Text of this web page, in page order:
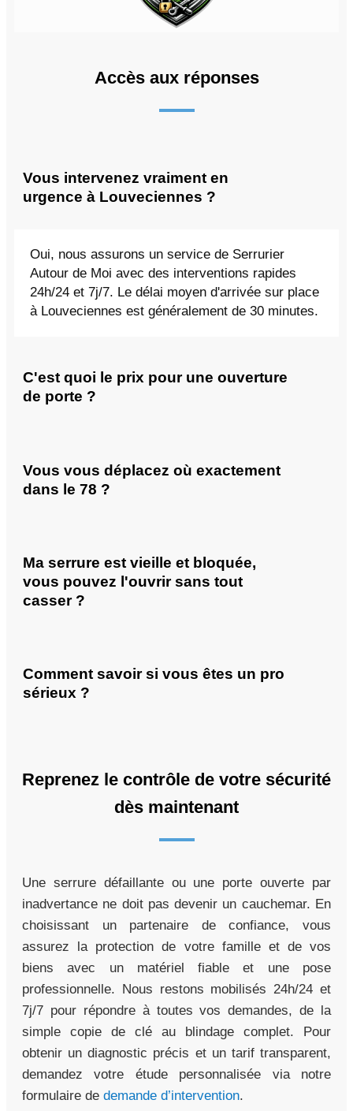
Accès aux réponses
Vous intervenez vraiment en
urgence à Louveciennes ?
Oui, nous assurons un service de Serrurier
Autour de Moi avec des interventions rapides
24h/24 et 7j/7. Le délai moyen d'arrivée sur place
à Louveciennes est généralement de 30 minutes.
C'est quoi le prix pour une ouverture
de porte ?
Vous vous déplacez où exactement
dans le 78 ?
Ma serrure est vieille et bloquée,
vous pouvez l'ouvrir sans tout
casser ?
Comment savoir si vous êtes un pro
sérieux ?
Reprenez le contrôle de votre sécurité
dès maintenant
Une serrure défaillante ou une porte ouverte par
inadvertance ne doit pas devenir un cauchemar. En
choisissant un partenaire de confiance, vous
assurez la protection de votre famille et de vos
biens avec un matériel fiable et une pose
professionnelle. Nous restons mobilisés 24h/24 et
7j/7 pour répondre à toutes vos demandes, de la
simple copie de clé au blindage complet. Pour
obtenir un diagnostic précis et un tarif transparent,
demandez votre étude personnalisée via notre
formulaire de demande d’intervention.